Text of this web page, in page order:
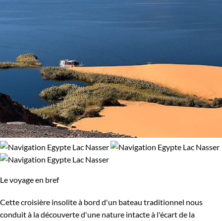
Le voyage en bref
Cette croisière insolite à bord d'un bateau traditionnel nous
conduit à la découverte d'une nature intacte à l'écart de la